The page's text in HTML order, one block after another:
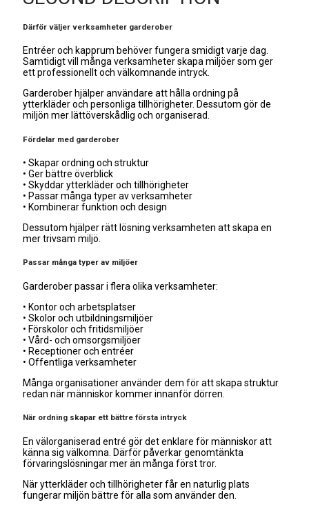
Därför väljer verksamheter garderober
Entréer och kapprum behöver fungera smidigt varje dag.
Samtidigt vill många verksamheter skapa miljöer som ger
ett professionellt och välkomnande intryck.
Garderober hjälper användare att hålla ordning på
ytterkläder och personliga tillhörigheter. Dessutom gör de
miljön mer lättöverskådlig och organiserad.
Fördelar med garderober
• Skapar ordning och struktur
• Ger bättre överblick
• Skyddar ytterkläder och tillhörigheter
• Passar många typer av verksamheter
• Kombinerar funktion och design
Dessutom hjälper rätt lösning verksamheten att skapa en
mer trivsam miljö.
Passar många typer av miljöer
Garderober passar i flera olika verksamheter:
• Kontor och arbetsplatser
• Skolor och utbildningsmiljöer
• Förskolor och fritidsmiljöer
• Vård- och omsorgsmiljöer
• Receptioner och entréer
• Offentliga verksamheter
Många organisationer använder dem för att skapa struktur
redan när människor kommer innanför dörren.
När ordning skapar ett bättre första intryck
En välorganiserad entré gör det enklare för människor att
känna sig välkomna. Därför påverkar genomtänkta
förvaringslösningar mer än många först tror.
När ytterkläder och tillhörigheter får en naturlig plats
fungerar miljön bättre för alla som använder den.